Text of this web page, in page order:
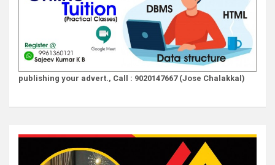
publishing your advert., Call : 9020147667 (Jose Chalakkal)